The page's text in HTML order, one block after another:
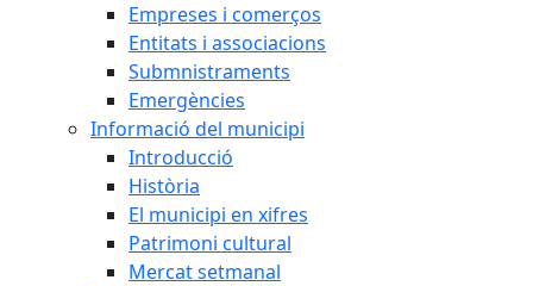
Empreses i comerços
Entitats i associacions
Submnistraments
Emergències
Informació del municipi
Introducció
Història
El municipi en xifres
Patrimoni cultural
Mercat setmanal